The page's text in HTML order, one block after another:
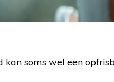
soms wel een